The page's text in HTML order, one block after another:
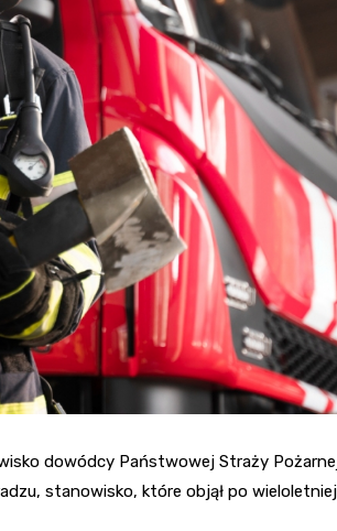
dowódcy Państwowej Straży
stanowisko, które objął po